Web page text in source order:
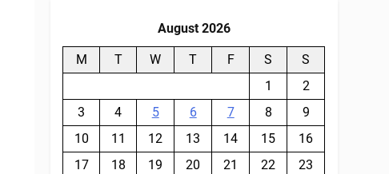
August 2026
M T W T F S
S
1
2
3
4 5 6 7 8
9
10
11 12 13 14 15
16
17
18 19 20 21 22
23